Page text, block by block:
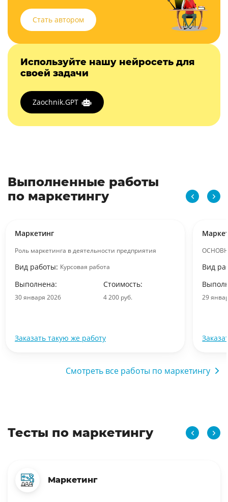
Стать автором
Используйте нашу нейросеть для
своей задачи
Zaochnik.GPT
Выполненные работы
по маркетингу
Маркетинг
Роль маркетинга в деятельности предприятия
Вид работы: Курсовая работа
Выполнена:
30 января 2026
Стоимость:
4 200 руб.
Заказать такую же работу
Вид
29
Смотреть все работы по маркетингу
Тесты по маркетингу
Маркетинг